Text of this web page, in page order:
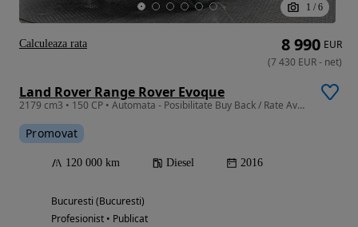
1 / 6
Land Rover Range Rover Evoque
2179 cm3 • 150 CP • Automata - Posibilitate Buy Back / Rate Avans 0% / Garantie 36 Luni
Promovat
120 000 km Diesel 2016
Bucuresti (Bucuresti)
Profesionist • Publicat
8 990 EUR
(7 430 EUR- net)
Calculeaza rata